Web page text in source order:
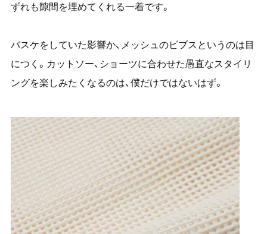
ずれも隙間を埋めてくれる一着です。
バスケをしていた影響か、メッシュのビブスというのは目
につく。カットソー、ショーツに合わせた愚直なスタイリ
ングを楽しみたくなるのは、僕だけではないはず。